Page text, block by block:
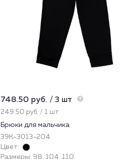
748.50 руб. / 3 шт
249.50 руб. / 1 шт
Брюки для мальчика
39К-3013-204
Цвет:
Размеры: 98, 104, 110